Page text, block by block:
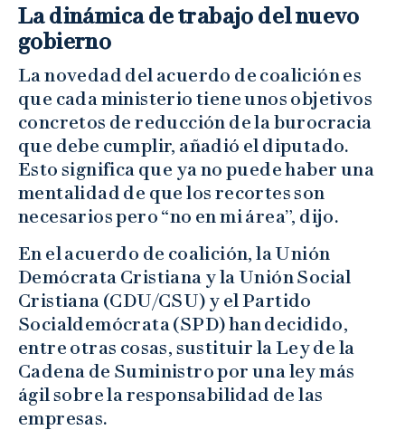
La dinámica de trabajo del nuevo
gobierno
La novedad del acuerdo de coalición es
que cada ministerio tiene unos objetivos
concretos de reducción de la burocracia
que debe cumplir, añadió el diputado.
Esto significa que ya no puede haber una
mentalidad de que los recortes son
necesarios pero “no en mi área”, dijo.
En el acuerdo de coalición, la Unión
Demócrata Cristiana y la Unión Social
Cristiana (CDU/CSU) y el Partido
Socialdemócrata (SPD) han decidido,
entre otras cosas, sustituir la Ley de la
Cadena de Suministro por una ley más
ágil sobre la responsabilidad de las
empresas.